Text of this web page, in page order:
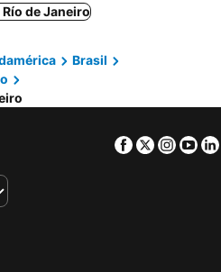
Pompeu Rio Hotel
Windsor Palace Copacabana
Days Inn by Wyndham Rio de Janeiro Lapa
de Janeiro
Brasil
Facebook
Twitter